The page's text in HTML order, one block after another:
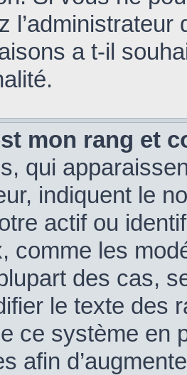
a t-il
mon rang et
qui
indiquent le
actif ou
comme les
des cas,
le texte des
ce système en
afin